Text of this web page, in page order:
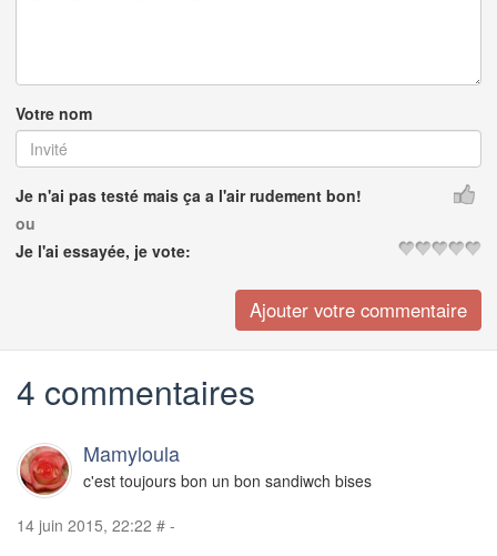
Votre nom
Je n'ai pas testé mais ça a l'air rudement bon!
ou
Je l'ai essayée, je vote:
4 commentaires
Mamyloula
c'est toujours bon un bon sandiwch bises
14 juin 2015, 22:22 # -